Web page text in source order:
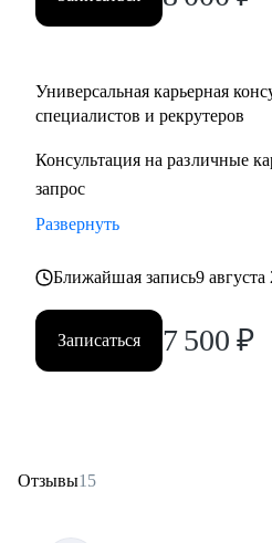
Partner;
Универсальная карьерная
специалистов и рекрутеров
Консультация на различные
запрос
Развернуть
Ближайшая запись9 августа
Записаться 7 500 ₽
Отзывы15